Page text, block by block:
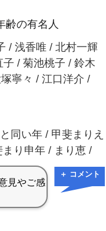
齢の有名人
/ 浅香唯 / 北村一輝
/ 菊池桃子 / 鈴木
寧々 / 江口洋介 /
同い年 / 甲斐まりえ
り申年 / まり恵 /
＋ コメント